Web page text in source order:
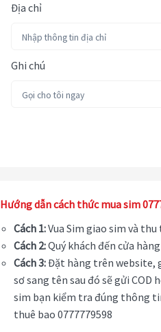
Địa chỉ
Ghi chú
Hướng dẫn cách thức mua sim
Cách 1:Vua Sim giao sim và
Cách 2:Quý khách đến cửa
Cách 3:Đặt hàng trên website,
sơ sang tên sau đó sẽ gửi
sim bạn kiểm tra đúng thông
thuê bao 0777779598